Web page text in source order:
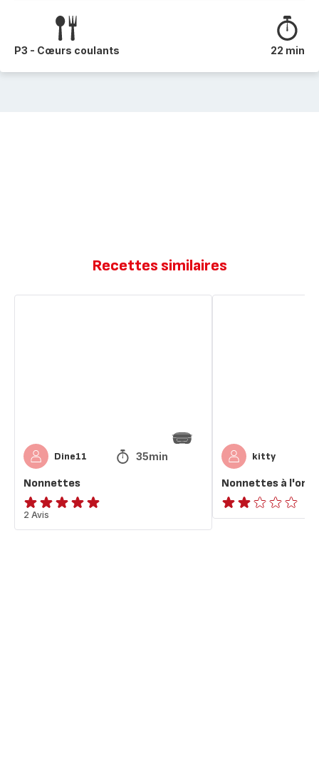
P3 - Cœurs coulants 22 min
Recettes similaires
Dine11 35min
Nonnettes
Avis
5
2 Avis
kitty
Nonnettes à
Avis